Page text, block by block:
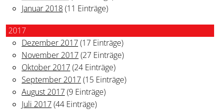
Januar 2018(11 Einträge)
2017
Dezember 2017(17 Einträge)
November 2017(27 Einträge)
Oktober 2017(24 Einträge)
September 2017(15 Einträge)
August 2017(9 Einträge)
Juli 2017(44 Einträge)